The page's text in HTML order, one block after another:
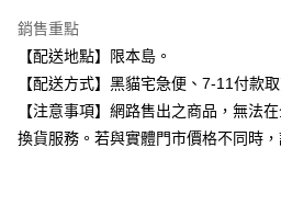
台新國際商業銀行
台灣樂天信用卡公司
Google Pay
全盈+PAY
大哥付你分期
相關說明
銷售重點
【配送地點】限本島。
【配送方式】黑貓宅急便、7-11付款
【注意事項】網路售出之商品，無法
換貨服務。若與實體門市價格不同時